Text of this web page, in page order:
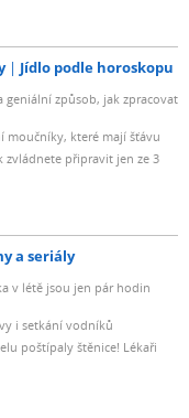
Jídlo podle horoskopu
geniální způsob, jak zpracovat
moučníky, které mají šťávu
zvládnete připravit jen ze 3
a seriály
v létě jsou jen pár hodin
i setkání vodníků
poštípaly štěnice! Lékaři